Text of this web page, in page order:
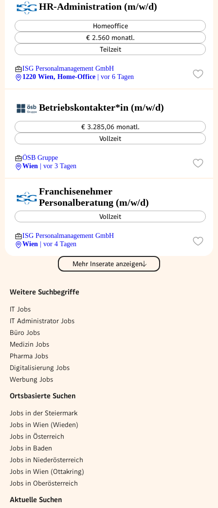
HR-Administration (m/w/d)
Homeoffice
€ 2.560 monatl.
Teilzeit
ISG Personalmanagement GmbH
1220 Wien, Home-Office
| vor 6 Tagen
Betriebskontakter*in (m/w/d)
€ 3.285,06 monatl.
Vollzeit
ÖSB Gruppe
Wien
| vor 3 Tagen
Franchisenehmer
Personalberatung (m/w/d)
Vollzeit
ISG Personalmanagement GmbH
Wien
| vor 4 Tagen
Mehr Inserate anzeigen
Weitere Suchbegriffe
IT Jobs
IT Administrator Jobs
Büro Jobs
Medizin Jobs
Pharma Jobs
Digitalisierung Jobs
Werbung Jobs
Ortsbasierte Suchen
Jobs in der Steiermark
Jobs in Wien (Wieden)
Jobs in Österreich
Jobs in Baden
Jobs in Niederösterreich
Jobs in Wien (Ottakring)
Jobs in Oberösterreich
Aktuelle Suchen